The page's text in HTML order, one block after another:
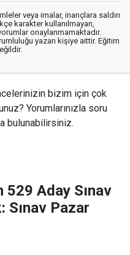
veya imalar, inançlara saldırı
karakter kullanılmayan,
onaylanmamaktadır.
yazan kişiye aittir. Eğitim
bizim için çok
Yorumlarınızla soru
bulunabilirsiniz.
529 Aday Sınav
Sınav Pazar